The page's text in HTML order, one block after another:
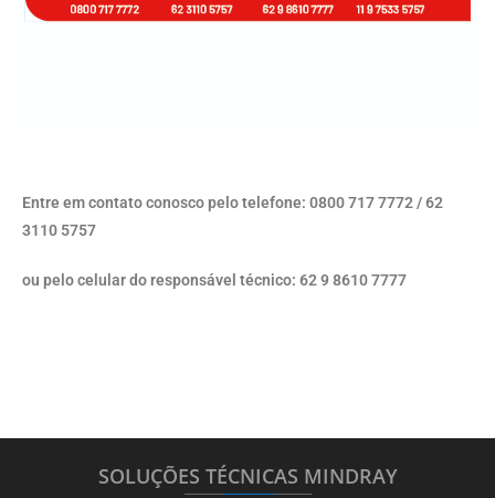
Entre em contato conosco pelo telefone: 0800 717 7772 / 62
3110 5757
ou pelo celular do responsável técnico: 62 9 8610 7777
SOLUÇÕES TÉCNICAS MINDRAY
_______________________